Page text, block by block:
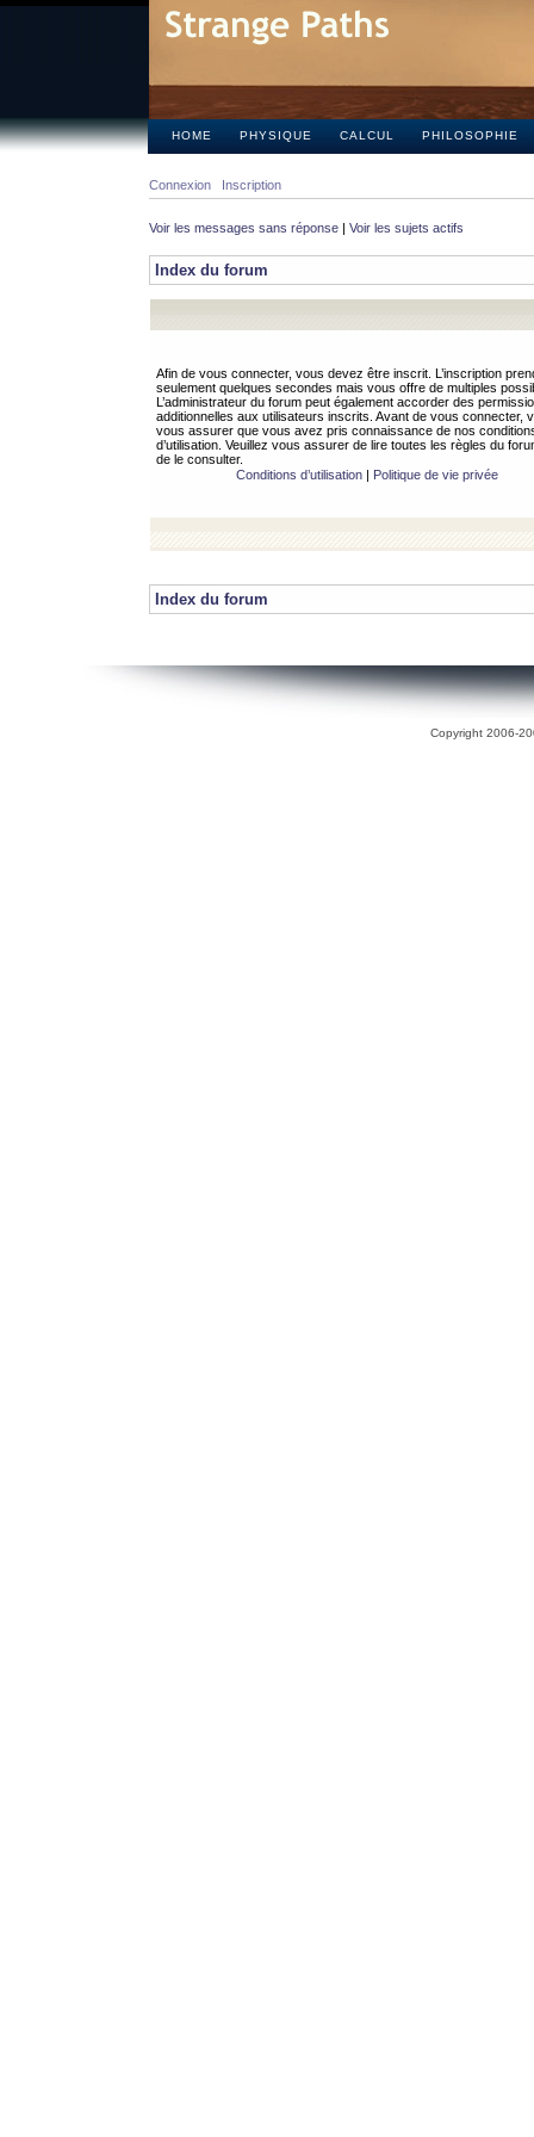
HOME PHYSIQUE CALCUL PHILOSOPHIE
Connexion Inscription
Voir les messages sans réponse | Voir les sujets actifs
Index du forum
Afin de vous connecter, vous devez être inscrit. L’inscription
seulement quelques secondes mais vous offre de multiples
L’administrateur du forum peut également accorder des
additionnelles aux utilisateurs inscrits. Avant de vous connecter,
vous assurer que vous avez pris connaissance de nos
d’utilisation. Veuillez vous assurer de lire toutes les règles du
de le consulter.
Conditions d’utilisation| Politique de vie privée
Index du forum
Copyright 2006-